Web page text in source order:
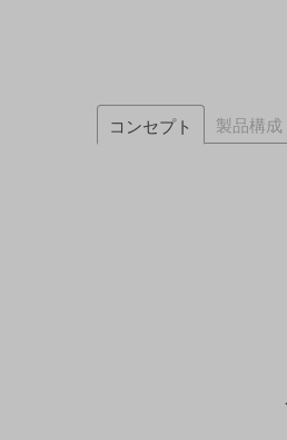
コンセプト 製品構成